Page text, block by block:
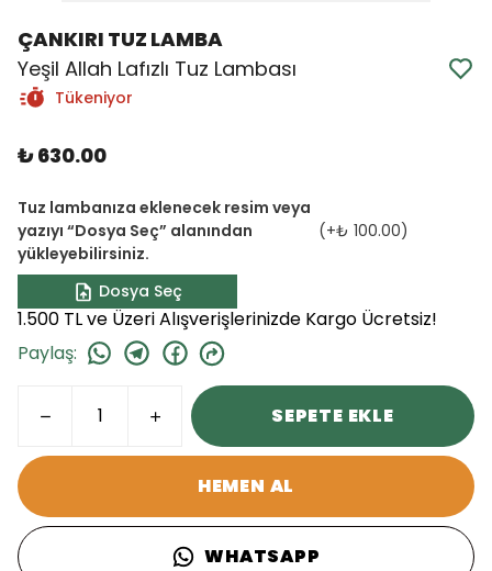
ÇANKIRI TUZ LAMBA
Yeşil Allah Lafızlı Tuz Lambası
Tükeniyor
₺ 630.00
Tuz lambanıza eklenecek resim veya
yazıyı “Dosya Seç” alanından
yükleyebilirsiniz.
(+₺ 100.00)
Dosya Seç
1.500 TL ve Üzeri Alışverişlerinizde Kargo Ücretsiz!
Paylaş:
SEPETE EKLE
HEMEN AL
WHATSAPP